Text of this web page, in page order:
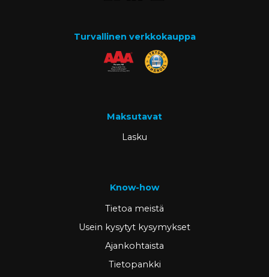
Turvallinen verkkokauppa
Maksutavat
Lasku
Know-how
Tietoa meistä
Usein kysytyt kysymykset
Ajankohtaista
Tietopankki